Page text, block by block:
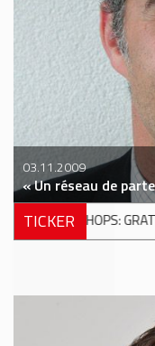
03.11.2009
« Un réseau de
TICKERZUR